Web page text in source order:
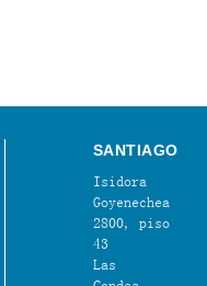
SANTIAGO
Isidora
Goyenechea
2800, piso
43
Las